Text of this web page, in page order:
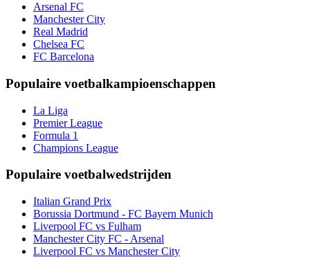
Arsenal FC
Manchester City
Real Madrid
Chelsea FC
FC Barcelona
Populaire voetbalkampioenschappen
La Liga
Premier League
Formula 1
Champions League
Populaire voetbalwedstrijden
Italian Grand Prix
Borussia Dortmund - FC Bayern Munich
Liverpool FC vs Fulham
Manchester City FC - Arsenal
Liverpool FC vs Manchester City